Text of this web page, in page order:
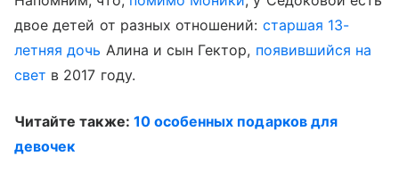
двое детей от разных отношений: старшая 13-
летняя дочь Алина и сын Гектор, появившийся на
свет в 2017 году.
Читайте также: 10 особенных подарков для
девочек